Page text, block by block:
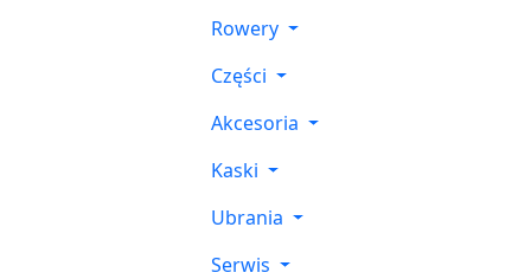
Rowery
Części
Akcesoria
Kaski
Ubrania
Serwis